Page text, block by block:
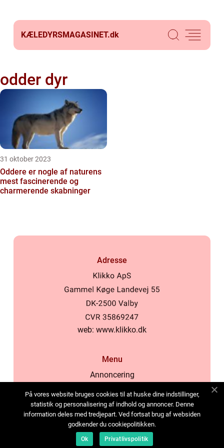
KÆLEDYRSMAGASINET.dk
odder dyr
31 oktober 2023
Oddere er nogle af naturens
mest fascinerende og
charmerende skabninger
Adresse
web: www.klikko.dk
Menu
Annoncering
Cookies
Kontakt os
Sitemap
På vores website bruges cookies til at huske dine indstillinger,
statistik og personalisering af indhold og annoncer. Denne
information deles med tredjepart. Ved fortsat brug af websiden
godkender du cookiepolitikken.
Ok Privatlivspolitik